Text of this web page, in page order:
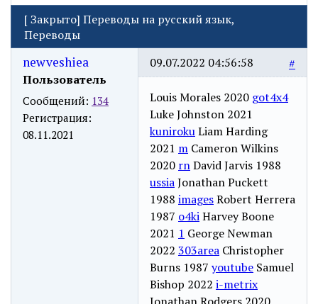
[Закрыто] Переводы на русский язык,
Переводы
newveshiea
Пользователь
Сообщений: 134
Регистрация:
08.11.2021
#
09.07.2022 04:56:58
Louis Morales 2020 got4x4
Luke Johnston 2021
kunirokuLiam Harding
2021 m Cameron Wilkins
2020 rnDavid Jarvis 1988
ussiaJonathan Puckett
1988 imagesRobert Herrera
1987 o4kiHarvey Boone
2021 1 George Newman
2022 303area Christopher
Burns 1987 youtube Samuel
Bishop 2022 i-metrix
Jonathan Rodgers 2020